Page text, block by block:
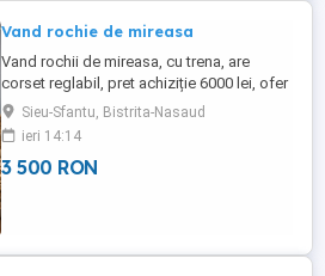
Vand rochie de mireasa
Vand rochii de mireasa, cu trena, are
corset reglabil, pret achiziție 6000 lei, ofer
cadou cerc si voal lung, mai multe detalii
in privat, prețul este ușor negociabil
Sieu-Sfantu, Bistrita-Nasaud
ieri 14:14
3 500 RON